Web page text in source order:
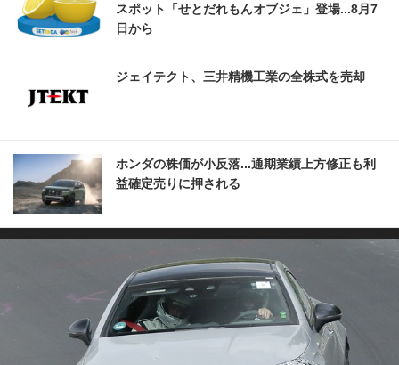
スポット「せとだれもんオブジェ」登場...8月7
日から
ジェイテクト、三井精機工業の全株式を売却
ホンダの株価が小反落...通期業績上方修正も利
益確定売りに押される